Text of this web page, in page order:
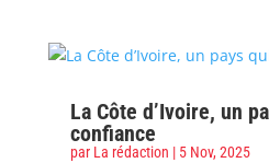
La Côte d’Ivoire, un
confiance
par La rédaction | 5 Nov, 2025